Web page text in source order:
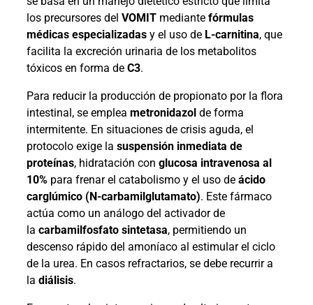
los precursores del VOMITmediante fórmulas
médicas especializadasy el uso de L-carnitina, que
facilita la excreción urinaria de los metabolitos
tóxicos en forma de C3.
Para reducir la producción de propionato por la flora
intestinal, se emplea metronidazolde forma
intermitente. En situaciones de crisis aguda, el
protocolo exige la suspensión inmediata de
proteínas, hidratación con glucosa intravenosa al
10%para frenar el catabolismo y el uso de ácido
carglúmico (N-carbamilglutamato). Este fármaco
actúa como un análogo del activador de
la carbamilfosfato sintetasa, permitiendo un
descenso rápido del amoníaco al estimular el ciclo
de la urea. En casos refractarios, se debe recurrir a
la diálisis.